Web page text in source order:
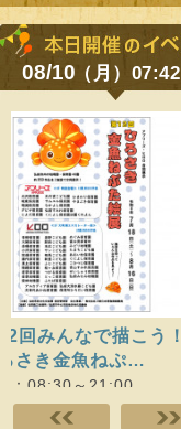
08/10（月）07:42
津軽のねぷた絵展
時間：08:30～21:00